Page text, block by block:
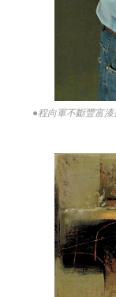
●程向軍不斷豐富